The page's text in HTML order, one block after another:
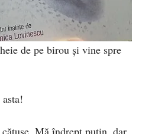
de pe birou și vine spre
Mă îndrept puțin, dar